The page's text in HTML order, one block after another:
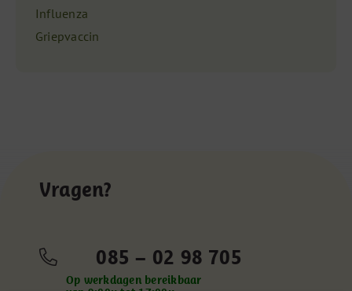
Influenza
Griepvaccin
Vragen?
085 – 02 98 705
Op werkdagen bereikbaar